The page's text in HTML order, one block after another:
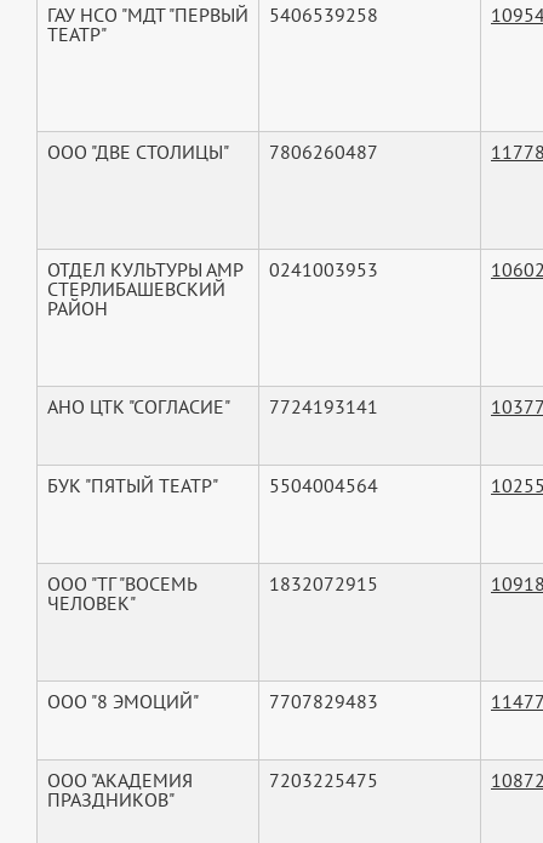
ГАУ НСО "МДТ "ПЕРВЫЙ
ТЕАТР"
5406539258
ООО "ДВЕ СТОЛИЦЫ" 7806260487
ОТДЕЛ КУЛЬТУРЫ АМР
СТЕРЛИБАШЕВСКИЙ
РАЙОН
0241003953
АНО ЦТК "СОГЛАСИЕ" 7724193141
БУК "ПЯТЫЙ ТЕАТР" 5504004564
ООО "ТГ "ВОСЕМЬ
ЧЕЛОВЕК"
1832072915
ООО "8 ЭМОЦИЙ" 7707829483
ООО "АКАДЕМИЯ
ПРАЗДНИКОВ"
7203225475